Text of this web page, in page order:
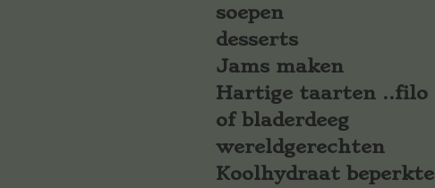
soepen
desserts
Jams maken
Hartige taarten ..filo
of bladerdeeg
wereldgerechten
Koolhydraat beperkte